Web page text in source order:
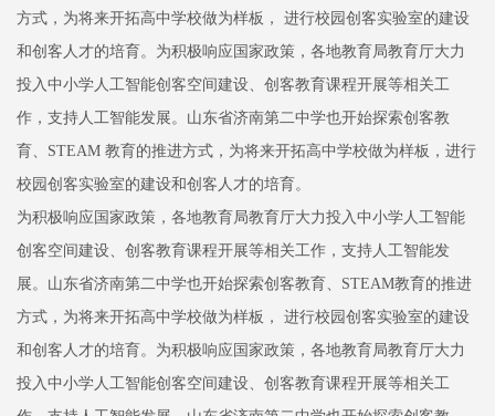
方式，为将来开拓高中学校做为样板， 进行校园创客实验室的建设
和创客人才的培育。为积极响应国家政策，各地教育局教育厅大力
投入中小学人工智能创客空间建设、创客教育课程开展等相关工
作，支持人工智能发展。山东省济南第二中学也开始探索创客教
育、STEAM 教育的推进方式，为将来开拓高中学校做为样板，进行
校园创客实验室的建设和创客人才的培育。
为积极响应国家政策，各地教育局教育厅大力投入中小学人工智能
创客空间建设、创客教育课程开展等相关工作，支持人工智能发
展。山东省济南第二中学也开始探索创客教育、STEAM教育的推进
方式，为将来开拓高中学校做为样板， 进行校园创客实验室的建设
和创客人才的培育。为积极响应国家政策，各地教育局教育厅大力
投入中小学人工智能创客空间建设、创客教育课程开展等相关工